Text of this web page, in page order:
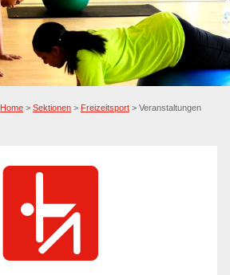
Home > Sektionen > Freizeitsport > Veranstaltungen